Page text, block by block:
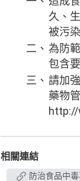
久、
被污
二、 為防
包含
三、 請加
藥物
http://
相關連結
防治食品中